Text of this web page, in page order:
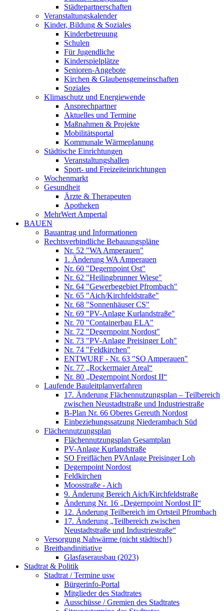
Städtepartnerschaften
Veranstaltungskalender
Kinder, Bildung & Soziales
Kinderbetreuung
Schulen
Für Jugendliche
Kinderspielplätze
Senioren-Angebote
Kirchen & Glaubensgemeinschaften
Soziales
Klimaschutz und Energiewende
Ansprechpartner
Aktuelles und Termine
Maßnahmen & Projekte
Mobilitätsportal
Kommunale Wärmeplanung
Städtische Einrichtungen
Veranstaltungshallen
Sport- und Freizeiteinrichtungen
Wochenmarkt
Gesundheit
Ärzte & Therapeuten
Apotheken
MehrWert Ampertal
BAUEN
Bauantrag und Informationen
Rechtsverbindliche Bebauungspläne
Nr. 52 "WA Amperauen"
1. Änderung WA Amperauen
Nr. 60 "Degernpoint Ost"
Nr. 62 "Heilingbrunner Wiese"
Nr. 64 "Gewerbegebiet Pfrombach"
Nr. 65 "Aich/Kirchfeldstraße"
Nr. 68 "Sonnenhäuser CS"
Nr. 69 "PV-Anlage Kurlandstraße"
Nr. 70 "Containerbau ELA"
Nr. 72 "Degernpoint Nordost"
Nr. 73 "PV-Anlage Preisinger Loh"
Nr. 74 "Feldkirchen"
ENTWURF - Nr. 63 "SO Amperauen"
Nr. 77 „Rockermaier Areal“
Nr. 80 „Degernpoint Nordost II“
Laufende Bauleitplanverfahren
17. Änderung Flächennutzungsplan – Teilbereich
zwischen Neustadtstraße und Industriestraße
B-Plan Nr. 66 Oberes Gereuth Nordost
Einbeziehungssatzung Niederambach Süd
Flächennutzungsplan
Flächennutzungsplan Gesamtplan
PV-Anlage Kurlandstraße
SO Freiflächen PV­Anlage Preisinger Loh
Degernpoint Nordost
Feldkirchen
Moosstraße - Aich
9. Änderung Bereich Aich/Kirchfeldstraße
Änderung Nr. 16 „Degernpoint Nordost II“
12. Änderung Teilbereich im Ortsteil Pfrombach
17. Änderung „Teilbereich zwischen
Neustadtstraße und Industriestraße“
Versorgung Nahwärme (nicht städtisch!)
Breitbandinitiative
Glasfaserausbau (2023)
Stadtrat & Politik
Stadtrat / Termine usw
Bürgerinfo-Portal
Mitglieder des Stadtrates
Ausschüsse / Gremien des Stadtrates